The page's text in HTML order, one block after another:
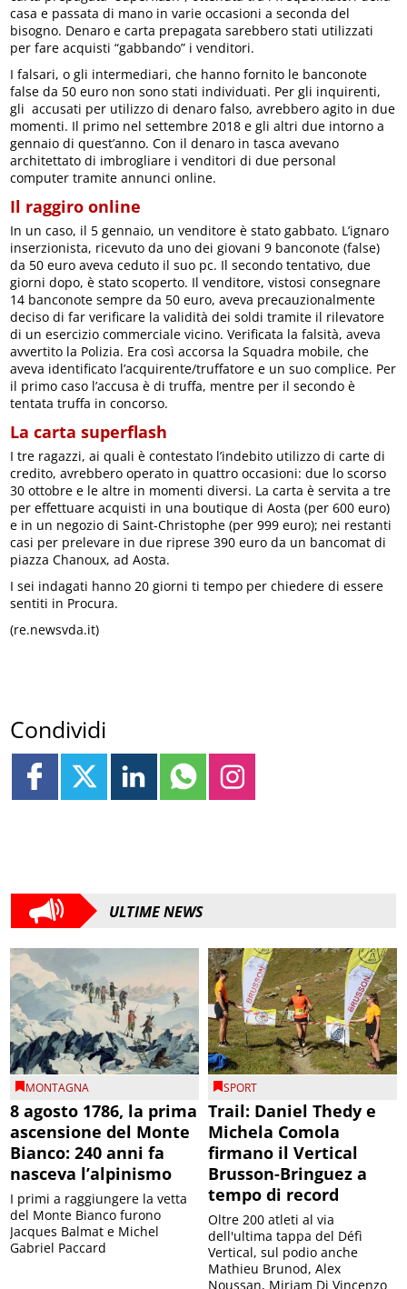
casa e passata di mano in varie occasioni a seconda del
bisogno. Denaro e carta prepagata sarebbero stati utilizzati
per fare acquisti “gabbando” i venditori.
I falsari, o gli intermediari, che hanno fornito le banconote
false da 50 euro non sono stati individuati. Per gli inquirenti,
gli accusati per utilizzo di denaro falso, avrebbero agito in due
momenti. Il primo nel settembre 2018 e gli altri due intorno a
gennaio di quest’anno. Con il denaro in tasca avevano
architettato di imbrogliare i venditori di due personal
computer tramite annunci online.
Il raggiro online
In un caso, il 5 gennaio, un venditore è stato gabbato. L’ignaro
inserzionista, ricevuto da uno dei giovani 9 banconote (false)
da 50 euro aveva ceduto il suo pc. Il secondo tentativo, due
giorni dopo, è stato scoperto. Il venditore, vistosi consegnare
14 banconote sempre da 50 euro, aveva precauzionalmente
deciso di far verificare la validità dei soldi tramite il rilevatore
di un esercizio commerciale vicino. Verificata la falsità, aveva
avvertito la Polizia. Era così accorsa la Squadra mobile, che
aveva identificato l’acquirente/truffatore e un suo complice. Per
il primo caso l’accusa è di truffa, mentre per il secondo è
tentata truffa in concorso.
La carta superflash
I tre ragazzi, ai quali è contestato l’indebito utilizzo di carte di
credito, avrebbero operato in quattro occasioni: due lo scorso
30 ottobre e le altre in momenti diversi. La carta è servita a tre
per effettuare acquisti in una boutique di Aosta (per 600 euro)
e in un negozio di Saint-Christophe (per 999 euro); nei restanti
casi per prelevare in due riprese 390 euro da un bancomat di
piazza Chanoux, ad Aosta.
I sei indagati hanno 20 giorni ti tempo per chiedere di essere
sentiti in Procura.
(re.newsvda.it)
Condividi
ULTIME NEWS
MONTAGNA
8 agosto 1786, la prima
ascensione del Monte
Bianco: 240 anni fa
nasceva l’alpinismo
I primi a raggiungere la vetta
del Monte Bianco furono
Jacques Balmat e Michel
Gabriel Paccard
SPORT
Trail: Daniel Thedy e
Michela Comola
firmano il Vertical
Brusson-Bringuez a
tempo di record
Oltre 200 atleti al via
dell'ultima tappa del Défì
Vertical, sul podio anche
Mathieu Brunod, Alex
Noussan, Miriam Di Vincenzo